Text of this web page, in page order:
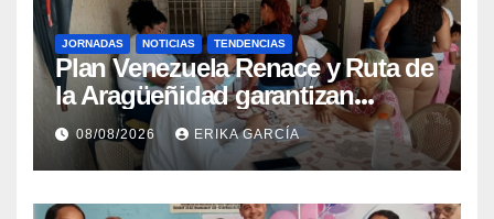
JORNADAS NOTICIAS TENDENCIAS
Plan Venezuela Renace y Ruta de
la Aragüeñidad garantizan
atención médica integral en
Aragua
08/08/2026 ERIKA GARCÍA